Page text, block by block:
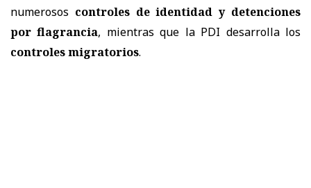
numerosos controles de identidad y detenciones
por flagrancia, mientras que la PDI desarrolla los
controles migratorios.